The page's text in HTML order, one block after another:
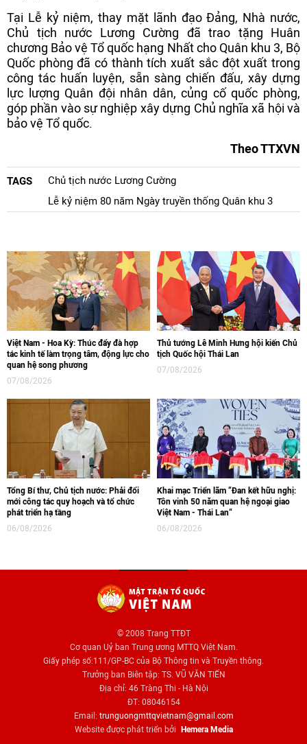
Tại Lễ kỷ niệm, thay mặt lãnh đạo Đảng, Nhà nước,
Chủ tịch nước Lương Cường đã trao tặng Huân
chương Bảo vệ Tổ quốc hạng Nhất cho Quân khu 3, Bộ
Quốc phòng đã có thành tích xuất sắc đột xuất trong
công tác huấn luyện, sẵn sàng chiến đấu, xây dựng
lực lượng Quân đội nhân dân, củng cố quốc phòng,
góp phần vào sự nghiệp xây dựng Chủ nghĩa xã hội và
bảo vệ Tổ quốc.
Theo TTXVN
TAGS
Chủ tịch nước Lương Cường
Lễ kỷ niệm 80 năm Ngày truyền thống Quân khu 3
Việt Nam - Hoa Kỳ: Thúc đẩy đà hợp
tác kinh tế làm trọng tâm, động lực cho
quan hệ song phương
07/08/2026
Thủ tướng Lê Minh Hưng hội kiến Chủ
tịch Quốc hội Thái Lan
07/08/2026
Tổng Bí thư, Chủ tịch nước: Phải đổi
mới công tác quy hoạch và tổ chức
phát triển hạ tầng
06/08/2026
Khai mạc Triển lãm “Đan kết hữu nghị:
Tôn vinh 50 năm quan hệ ngoại giao
Việt Nam - Thái Lan“
06/08/2026
© 2008 Trang TTĐT
Cơ quan Uỷ ban Trung ương MTTQ Việt Nam.
Giấy phép số:111/GP-BC của Bộ Thông tin và Truyền thông.
Trưởng ban Biên tập: TS. VŨ VĂN TIẾN
Địa chỉ: 46 Tràng Thi - Hà Nội
ĐT: 08046154
Email: trunguongmttqvietnam@gmail.com
Website được phát triển bởi Hemera Media